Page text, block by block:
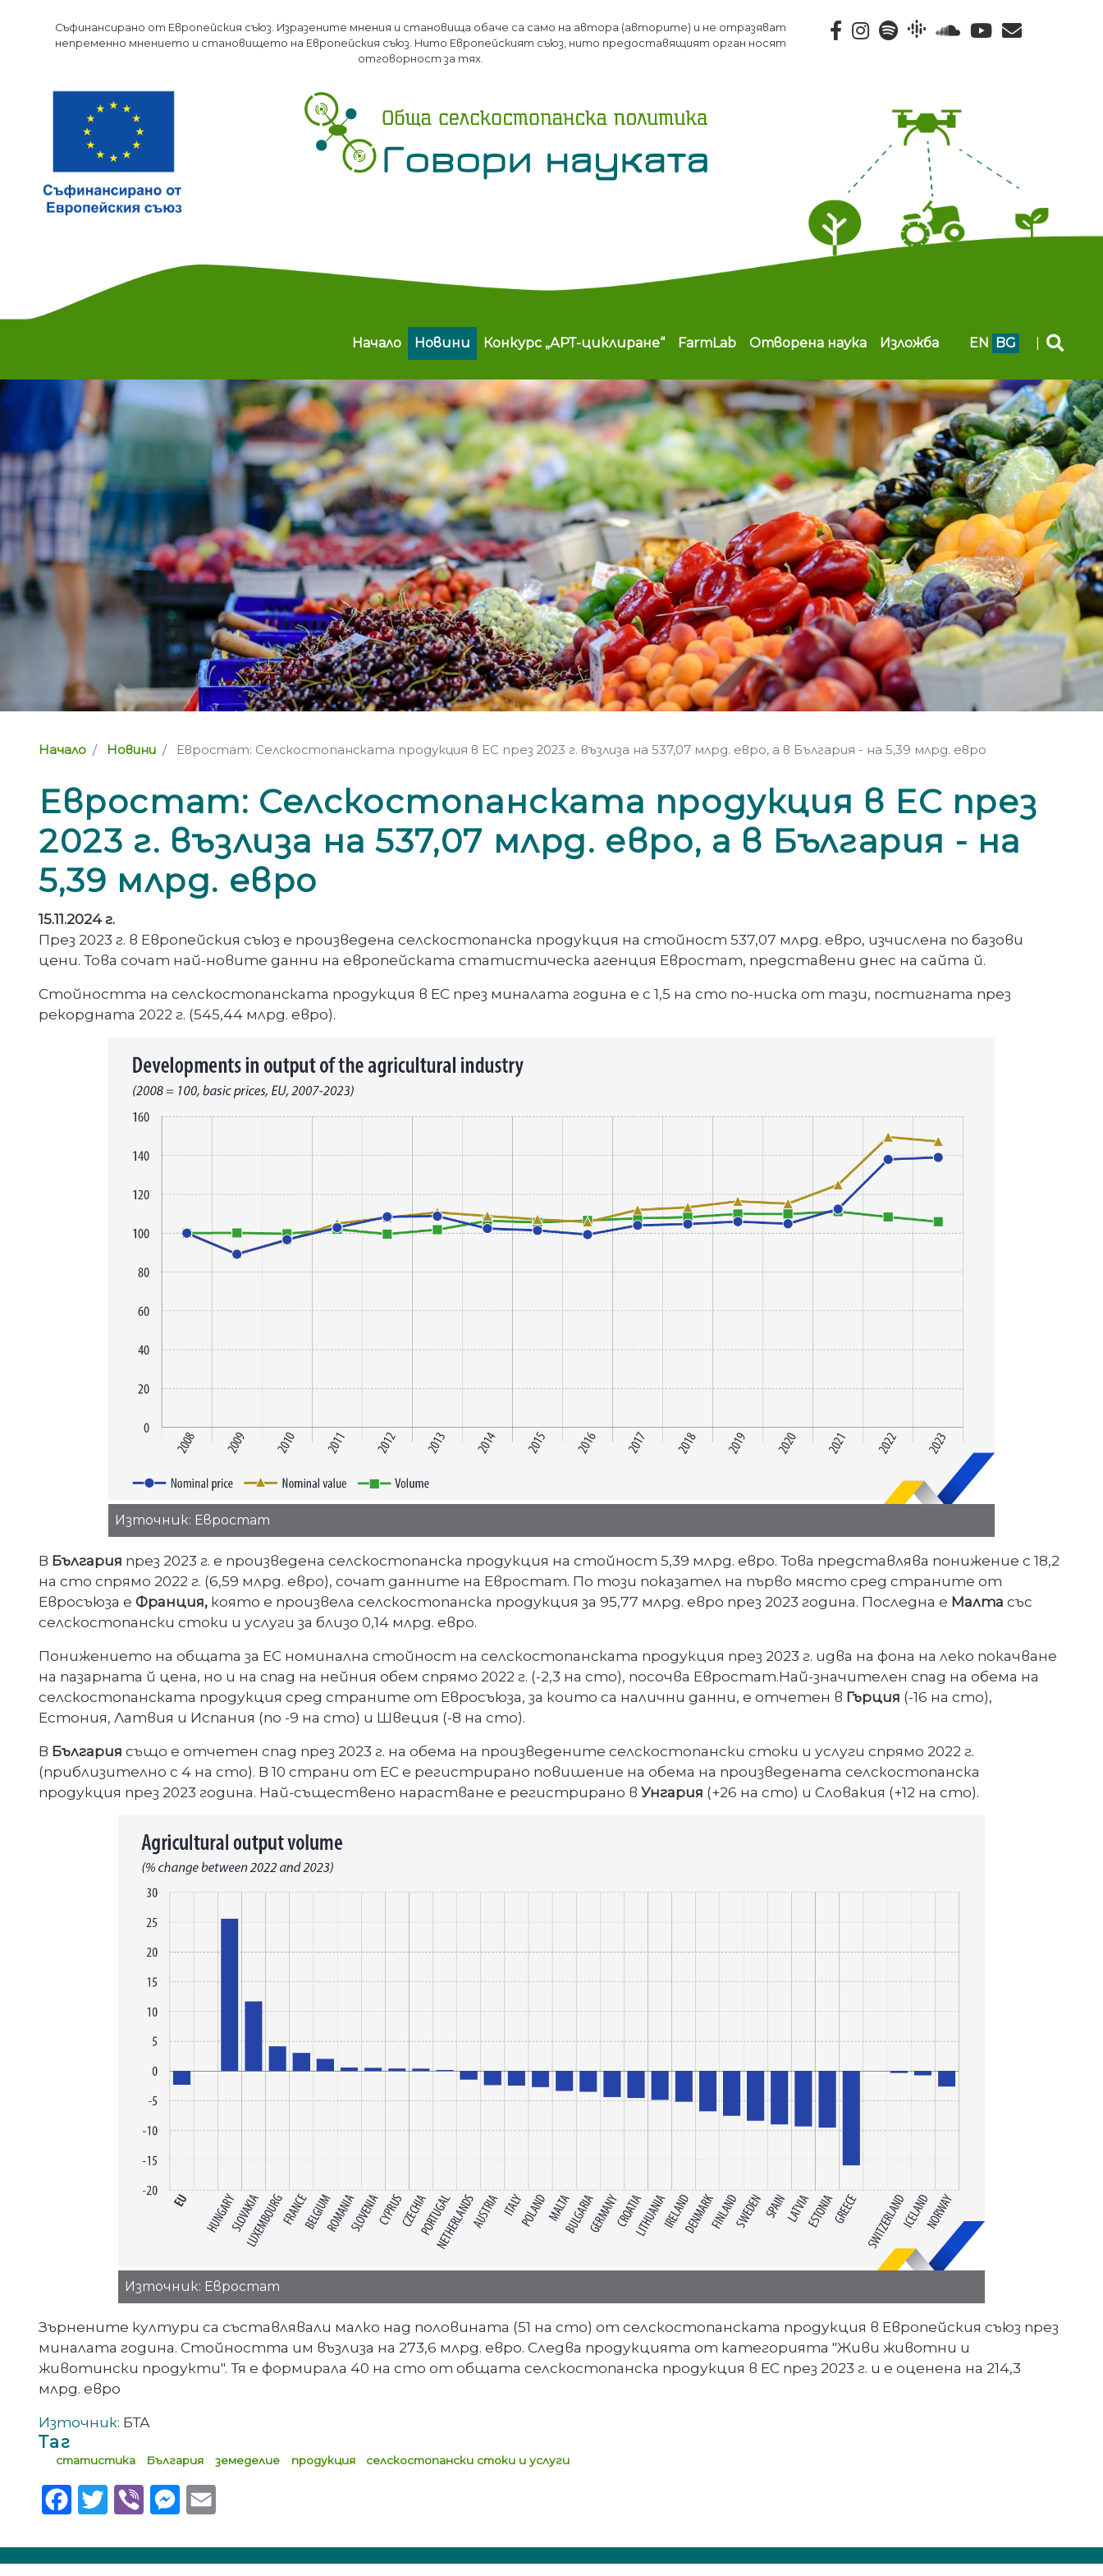
към
основното
Съфинансирано от Европейския съюз. Изразените мнения и становища обаче са само на автора (авторите) и не отразяват
непременно мнението и становището на Европейския съюз. Нито Европейският съюз, нито предоставящият орган носят
отговорност за тях.
Main navigation
Начало Новини Конкурс „АРТ-циклиране“ FarmLab Отворена наука Изложба EN BG
Начало Новини Евростат: Селскостопанската продукция в ЕС през 2023 г. възлиза на 537,07 млрд. евро, а в България - на 5,39 млрд. евро
Евростат: Селскостопанската продукция в ЕС през
2023 г. възлиза на 537,07 млрд. евро, а в България - на
5,39 млрд. евро
15.11.2024 г.
През 2023 г. в Европейския съюз е произведена селскостопанска продукция на стойност 537,07 млрд. евро, изчислена по базови
цени. Това сочат най-новите данни на европейската статистическа агенция Евростат, представени днес на сайта й.
Стойността на селскостопанската продукция в ЕС през миналата година е с 1,5 на сто по-ниска от тази, постигната през
рекордната 2022 г. (545,44 млрд. евро).
Източник: Евростат
В България през 2023 г. е произведена селскостопанска продукция на стойност 5,39 млрд. евро. Това представлява понижение с 18,2
на сто спрямо 2022 г. (6,59 млрд. евро), сочат данните на Евростат. По този показател на първо място сред страните от
Евросъюза е Франция, която е произвела селскостопанска продукция за 95,77 млрд. евро през 2023 година. Последна е Малта със
селскостопански стоки и услуги за близо 0,14 млрд. евро.
Понижението на общата за ЕС номинална стойност на селскостопанската продукция през 2023 г. идва на фона на леко покачване
на пазарната й цена, но и на спад на нейния обем спрямо 2022 г. (-2,3 на сто), посочва Евростат.Най-значителен спад на обема на
селскостопанската продукция сред страните от Евросъюза, за които са налични данни, е отчетен в Гърция (-16 на сто),
Естония, Латвия и Испания (по -9 на сто) и Швеция (-8 на сто).
В България също е отчетен спад през 2023 г. на обема на произведените селскостопански стоки и услуги спрямо 2022 г.
(приблизително с 4 на сто). В 10 страни от ЕС е регистрирано повишение на обема на произведената селскостопанска
продукция през 2023 година. Най-съществено нарастване е регистрирано в Унгария (+26 на сто) и Словакия (+12 на сто).
Източник: Евростат
Зърнените култури са съставлявали малко над половината (51 на сто) от селскостопанската продукция в Европейския съюз през
миналата година. Стойността им възлиза на 273,6 млрд. евро. Следва продукцията от категорията "Живи животни и
животински продукти". Тя е формирала 40 на сто от общата селскостопанска продукция в ЕС през 2023 г. и е оценена на 214,3
млрд. евро
Източник: БТА
Таг
статистика България земеделие продукция селскостопански стоки и услуги
FacebookTwitterViber Messenger